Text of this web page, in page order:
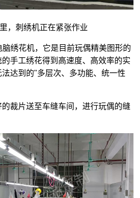
，刺绣机正在紧张作业
脑绣花机，它是目前玩偶精美图形的
手工绣花得到高速度、高效率的实
达到的"多层次、多功能、统一性
裁片送至车缝车间，进行玩偶的缝